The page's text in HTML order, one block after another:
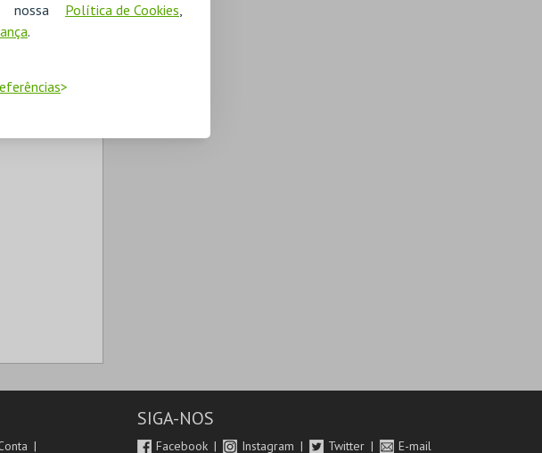
nossa Política de Cookies,
.
SIGA-NOS
Facebook Instagram Twitter E-mail